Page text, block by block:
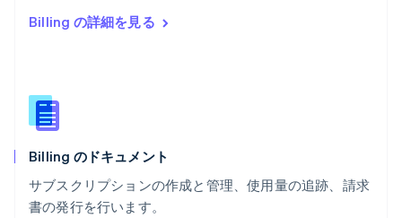
Billing の詳細を見る
Billing のドキュメント
サブスクリプションの作成と管理、使用量の追跡、請求
書の発行を行います。
English
Español
ラトビア
リトアニア
リヒテンシュタイン
DeutschEnglish